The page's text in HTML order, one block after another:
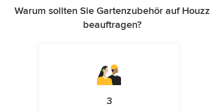
Warum sollten Sie Gartenzubehör auf Houzz
beauftragen?
3